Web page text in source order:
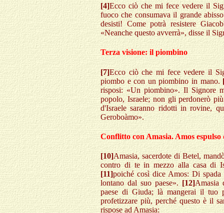
[4]Ecco ciò che mi fece vedere il
fuoco che consumava il grande
desisti! Come potrà resistere
«Neanche questo avverrà», disse il
Terza visione: il piombino
[7]Ecco ciò che mi fece vedere il
piombo e con un piombino in mano.
risposi: «Un piombino». Il Signore
popolo, Israele; non gli perdonerò
d'Israele saranno ridotti in rovine,
Geroboàmo».
Conflitto con Amasia. Amos espulso
[10]Amasia, sacerdote di Betel,
contro di te in mezzo alla casa di
[11]poiché così dice Amos: Di
lontano dal suo paese». [12]Amasia
paese di Giuda; là mangerai il tuo
profetizzare più, perché questo è il
rispose ad Amasia: